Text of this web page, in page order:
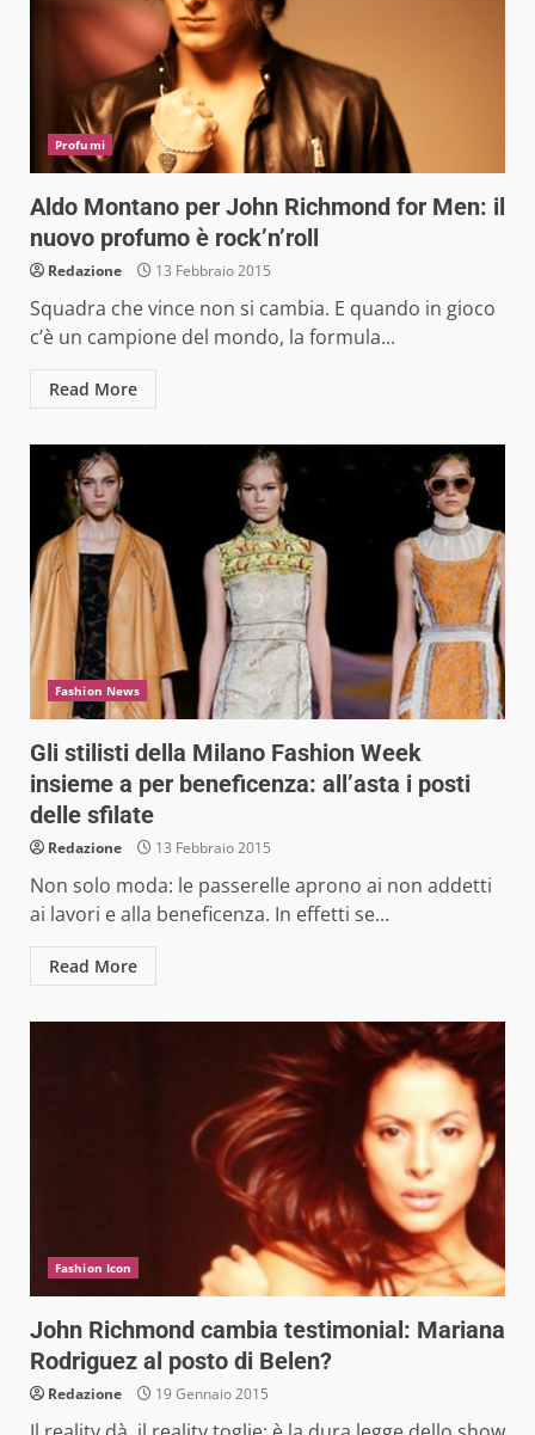
Profumi
Aldo Montano per John Richmond for Men: il
nuovo profumo è rock’n’roll
Redazione 13 Febbraio 2015
Squadra che vince non si cambia. E quando in gioco
c’è un campione del mondo, la formula...
Read More
Fashion News
Gli stilisti della Milano Fashion Week
insieme a per beneficenza: all’asta i posti
delle sfilate
Redazione 13 Febbraio 2015
Non solo moda: le passerelle aprono ai non addetti
ai lavori e alla beneficenza. In effetti se...
Read More
Fashion Icon
John Richmond cambia testimonial: Mariana
Rodriguez al posto di Belen?
Redazione 19 Gennaio 2015